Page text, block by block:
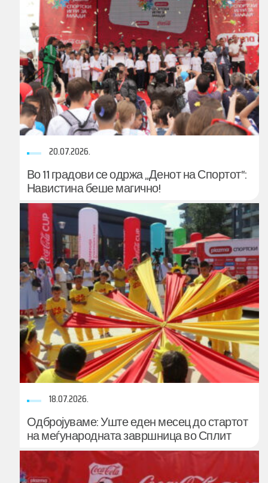
20.07.2026.
Во 11 градови се одржа „Денот на Спортот“:
Навистина беше магично!
18.07.2026.
Одбројуваме: Уште еден месец до стартот
на меѓународната завршница во Сплит